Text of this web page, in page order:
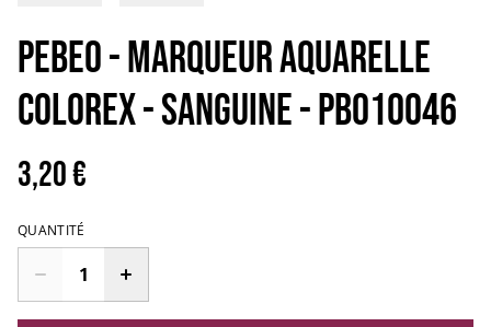
PEBEO - MARQUEUR AQUARELLE
COLOREX - SANGUINE - PB010046
3,20 €
QUANTITÉ